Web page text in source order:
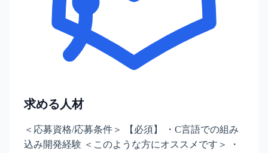
求める人材
＜応募資格/応募条件＞ 【必須】 ・C言語での組み
込み開発経験 ＜このような方にオススメです＞ ・